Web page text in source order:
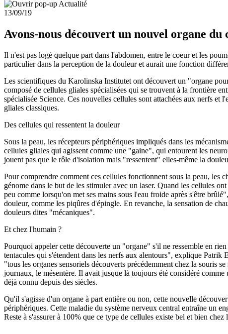
13/09/19
Avons-nous découvert un nouvel organe du
Il n'est pas logé quelque part dans l'abdomen, entre le coeur et les
particulier dans la perception de la douleur et aurait une fonction
Les scientifiques du Karolinska Institutet ont découvert un "organe
composé de cellules gliales spécialisées qui se trouvent à la frontière
spécialisée Science. Ces nouvelles cellules sont attachées aux nerfs et
gliales classiques.
Des cellules qui ressentent la douleur
Sous la peau, les récepteurs périphériques impliqués dans les
cellules gliales qui agissent comme une "gaine", qui entourent les
jouent pas que le rôle d'isolation mais "ressentent" elles-même la
Pour comprendre comment ces cellules fonctionnent sous la peau, les
génome dans le but de les stimuler avec un laser. Quand les cellules
peu comme lorsqu'on met ses mains sous l'eau froide après s'être
douleur, comme les piqûres d'épingle. En revanche, la sensation de
douleurs dites "mécaniques".
Et chez l'humain ?
Pourquoi appeler cette découverte un "organe" s'il ne ressemble en
tentacules qui s'étendent dans les nerfs aux alentours", explique Patrik
"tous les organes sensoriels découverts précédemment chez la souris
journaux, le mésentère. Il avait jusque là toujours été considéré
déjà connu depuis des siècles.
Qu'il s'agisse d'un organe à part entière ou non, cette nouvelle
périphériques. Cette maladie du système nerveux central entraîne un
Reste à s'assurer à 100% que ce type de cellules existe bel et bien chez